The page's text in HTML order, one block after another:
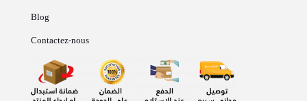
Blog
Contactez-nous